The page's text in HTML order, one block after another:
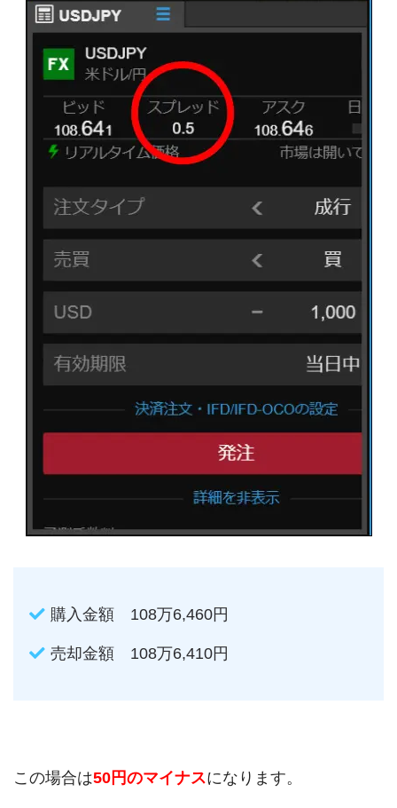
購入金額 108万6,460円
売却金額 108万6,410円
この場合は50円のマイナスになります。